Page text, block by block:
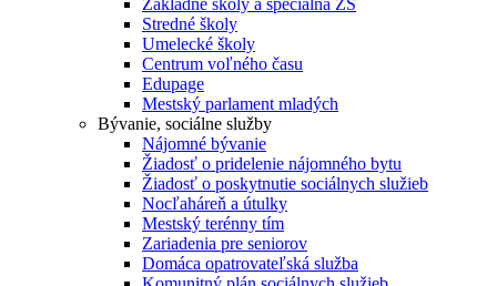
Základné školy a špeciálna ZŠ
Stredné školy
Umelecké školy
Centrum voľného času
Edupage
Mestský parlament mladých
Bývanie, sociálne služby
Nájomné bývanie
Žiadosť o pridelenie nájomného bytu
Žiadosť o poskytnutie sociálnych služieb
Nocľaháreň a útulky
Mestský terénny tím
Zariadenia pre seniorov
Domáca opatrovateľská služba